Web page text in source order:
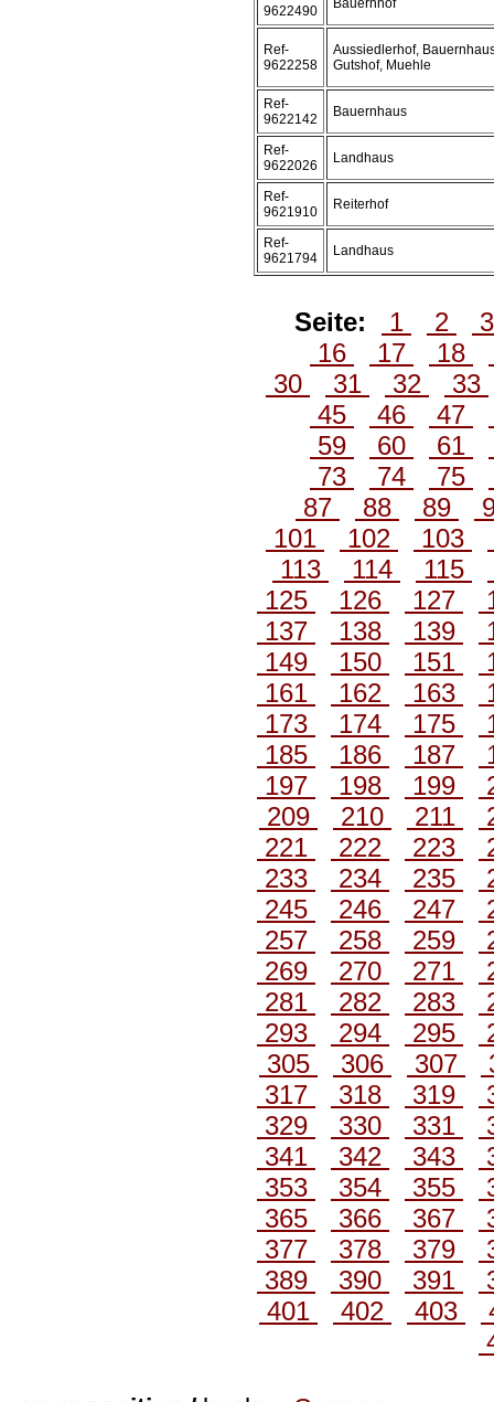
9622490
Bauernhof
Ref-
9622258
Aussiedlerhof,
Gutshof, Muehle
Ref-
9622142
Bauernhaus
Ref-
9622026
Landhaus
Ref-
9621910
Reiterhof
Ref-
9621794
Landhaus
Seite: 1 2
16
17 18
30
31 32
33
45
46 47
59
60 61
73
74 75
87
88 89
101
102 103
113
114 115
125
126 127
137
138 139
149
150 151
161
162 163
173
174 175
185
186 187
197
198 199
209
210 211
221
222 223
233
234 235
245
246 247
257
258 259
269
270 271
281
282 283
293
294 295
305
306 307
317
318 319
329
330 331
341
342 343
353
354 355
365
366 367
377
378 379
389
390 391
401
402 403